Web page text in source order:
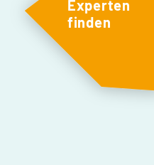
Experten
finden